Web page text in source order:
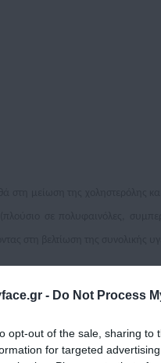
- Do Not Process
opt-out of the sale, sharing
for targeted
έχει αντιοξειδωτική
ενισχύουν την